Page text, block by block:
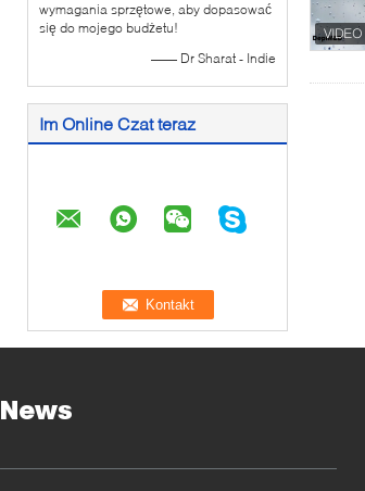
wymagania sprzętowe, aby dopasować
się do mojego budżetu!
—— Dr Sharat - Indie
Im Online Czat teraz
News